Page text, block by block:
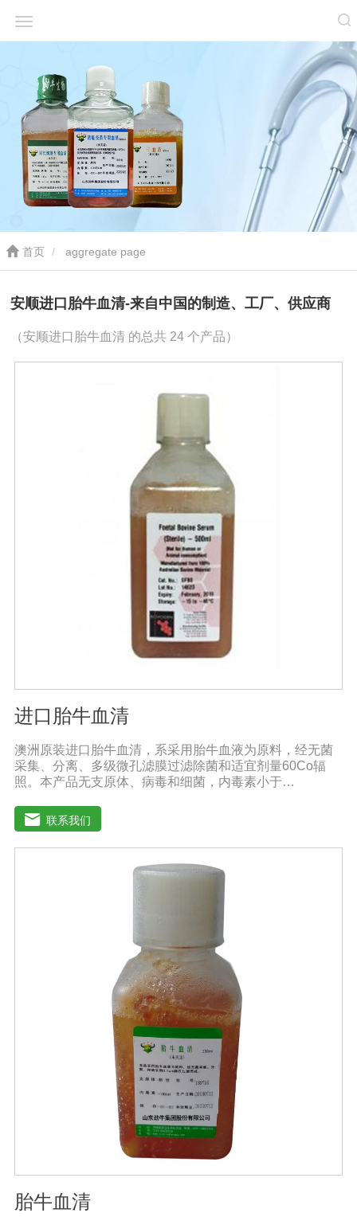
首页 aggregate page
安顺进口胎牛血清-来自中国的制造、工厂、供应商
（安顺进口胎牛血清 的总共 24 个产品）
进口胎牛血清
澳洲原装进口胎牛血清，系采用胎牛血液为原料，经无菌
采集、分离、多级微孔滤膜过滤除菌和适宜剂量60Co辐
照。本产品无支原体、病毒和细菌，内毒素小于
细胞及多种细胞株的培养、扩增和保藏、组织器官的分
离、培养及单克隆抗体的制备和疫苗的研制及生产。质量
标准：符合《中华人民共和国药典》2020版、符合《中华
人民共和国兽药典》2020版、欧洲药典、美国药典质量标
准。规格：500ml/瓶保存：-15℃―-20℃有效期：5年注
意事项：解冻：采用逐步解冻法（ -20℃→2-8℃→ 室
温），可减少沉淀的产生使血清质量不会受到影响。
联系我们
胎牛血清